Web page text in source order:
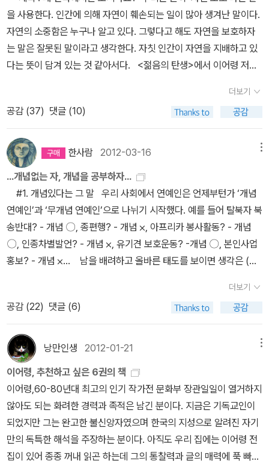
하는 것 중, 핵심을 정리하면 다음과 같다. 첫째, 열정을 가져라 - “꿈
을 향해 목숨을 건 그런 바보들이 역사를 만들어갑니다. 열정에 몸을
불사르는 그런 미치광이들이 사회를 바꾸어갑니다.”둘째, 다양성을
중요시해라. - “하늘처럼 열린 공간에서는 모두가 각자 원하는 방향
명 모두가 일등이 될 수 있지요.”셋째, 질문을 해라. - “유대인들이 노
벨상을 많이 타게 된 이유 가운데 하나가 바로 질문하는 버릇을 어린
아이 때부터 길러 준 가정교육 때문이라고 합니다.”넷째, 창조성을 가
져라. - “여름밤 아버지는 덥다고 창문을 열라고 합니다. 그런데 어머
니가 들어와서는 모기 들어온다고 창문을 닫으라고 합니다.(중략)
(어떻게 할까요.) 망으로 된 창을 만들어 다는 것이지요. 바람은 들어
오고 모기는 막아주는 이 방충망을 창조하는 것. 그것만이 분쟁 없는
공존의 새로운 세계를 만들어 갈 것입니다.”이 책에는 색다른 구성이
눈에 띄는데, 그것은 ‘매직카드’라는 것을 만들어 나눈 점이다. 카니자
삼각형, 개미의 동선, 매시 업, 지의 피라미드 등 아홉 개 제목의 매직
카드는 각각 내용을 구분짓는 장(章)의 역할을 한다. 그 중에서 내 마
‘반은 규칙적이고 반은 우연적인 일들이 일어나는 현상’을 일컫는다.
의 삶이요, 그 현장이라는 것이다. 예를 들면, 날쌘 사슴을 쫓아 경주
를 하는 사냥꾼의 새벽 숲이야 말로 가장 우유성으로 가득 차 있다는
것, 또 축구가 사람들을 매혹하고 열광케 하는 것은 인간이 살아가는
삶 그 자체처럼 우유성에 가득 차 있는 경기이기 때문이라는 것. 이것
과 연결시킬 수 있는 게 ‘빈칸 메우기’라는 매직카드에서 인생을 ‘빈칸
메우기의 퍼즐’이라고 말한 부분이다. 삶의 반은 운명처럼 주어진 문
자가 있고 그 옆에는 마음대로 자신이 써넣을 수 있는 자유로운 공백
이 있다는 것. 우리는 태어날 때부터 운명처럼 정해진 부모와 관계를
을 사용한다. 인간에 의해 자연이 훼손되는 일이 많아 생겨난 말이다.
자연의 소중함은 누구나 알고 있다. 그렇다고 해도 자연을 보호하자
는 말은 잘못된 말이라고 생각한다. 자칫 인간이 자연을 지배하고 있
다는 뜻이 담겨 있는 것 같아서다. <젊음의 탄생>에서 이어령 저자
연이 인간을 보호해 왔지 언제 인간이 자연을 보호해 왔느냐고 말하
며, ‘자연 보호’라는 말 속에 이미 자연을 파괴하는 원인인 인간의 오
만함이 깃들어 있다는 것이다. 이 말에 동의한다. 사실 ‘자연 보호’란
말은 인간 중심주의에서 생긴 말이다. 인간이 우주의 중심이며 궁극
의 목적이라고 여겨서 인간을 주체로 보고 자연을 객체화시킨 결과이
다. 우리는 이러한 사고에 익숙하다. 뿐만 아니라 우리는 장애가 없는
자신을 세상의 중심으로 놓고 말하는 것에도 익숙하다. 그래서 몇 년
전만 해도 정상인과 비정상인으로 나누어 장애인에 대해 비정상인이
라는 말을 사용했다. 그러나 장애인의 입장에서 보면 장애인과 비장
애인으로 나눌 수 있다. 또 백인 중심의 사고가 ‘유색 인종’이란 말을
만들어 냈다. 이 역시 흑인 중심에서 보면 백인은 ‘무색 인종’이 되는
것이다. 타인보다 자기 자신을 더 중요시하는 뜻을 은연중 나타내고
있는 말들에서 강자와 약자의 관계가 드러난다. 즉 강자가 되는 쪽의
각은 한쪽을 유리하게 만들고 다른 한쪽을 불리하게 만든다. 그렇기
에 균형적인 시각이 필요하다. 자연의 일부인 곤충에 대해서도 매미
쪽에서 보지 않고 인간 쪽에서만 보는 것 같다. 예를 들면 매미의 삶에
대한 시각이 그렇다. 매미는 보통 유충으로 6~7년 동안 땅속에서 지
낸 뒤에 지상으로 올라와 성충이 되어 1~3주 만에 죽는다. 즉 유충으
로 길게 살다가 성충이 되어서는 짧게 살다가 죽는 것이다. 이를 두고
지상에서의 짧은 생을 살기 위해 긴 시간을 지루하게 땅속에서 살았
다는 것으로 해석해 놓은 여러 사람의 글을 읽은 적이 있다. 이것은 매
더보기
공감 (37) 댓글 (10)
한사람 2012-03-16
...개념없는 자, 개념을 공부하자...
#1. 개념있다는 그 말 우리 사회에서 연예인은 언제부턴가 ‘개념
연예인’과 ‘무개념 연예인’으로 나뉘기 시작했다. 예를 들어 탈북자 북
송반대? - 개념 〇, 종편행? - 개념 ⨉, 아프리카 봉사활동? - 개념
〇, 인종차별발언? - 개념 ⨉, 유기견 보호운동? -개념 〇, 본인사업
홍보? - 개념 ⨉... 남을 배려하고 올바른 태도를 보이면 생각은 (없
민폐나 끼치고 생각 없이 행동하면 ‘개념없다’고 한다. 개념을 생각이
반영된 인식의 결과로 바라보는 태도다. 여기까진 원래 개념의 일차
적 정의가 ‘어떤 사물에 대한 일반적인 지식’을 말하므로 수긍이 간다.
그런데 자기 생각을 소신 있게 말하는 것에서 나아가 그 생각을 행동
으로 보여주고 대중의 동참을 요구하는 (결과적으로)정치적인 행위
도 ‘개념있다’고 보고 개념연예인으로 언급한다면? 이 심리는 이미
반대쪽 의견을 가진 상대가 ‘개념없다’는 사실을 전제로 깔고 집단동
의의 공감을 배경으로 잣대를 선점하고자 하는 것이다. 즉 대통령을
포함한 보수 여당 정치인, 자본가를 중심으로 한 기득권, 일부 기독교
우파는 적들로 보고 그들의 개념은 인정하지 않겠다가 아닌 아예 없
다고 규정해 놓는 것이다. 이 암묵적 동의가 하나의 대중적 이데올로
더보기
공감 (22) 댓글 (6)
낭만인생 2012-01-21
이어령, 추천하고 싶은 6권의 책
이어령,60-80년대 최고의 인기 작가전 문화부 장관일일이 열거하지
않아도 되는 화려한 경력과 족적은 남긴 분이다. 지금은 기독교인이
되었지만 그는 완고한 불신앙자였으며 한국의 지성으로 알려진 자기
만의 독특한 해석을 주장하는 분이다. 아직도 우리 집에는 이어령 전
집이 있어 종종 꺼내 읽곤 하는데 그의 통찰력과 글의 매력에 푹 빠지